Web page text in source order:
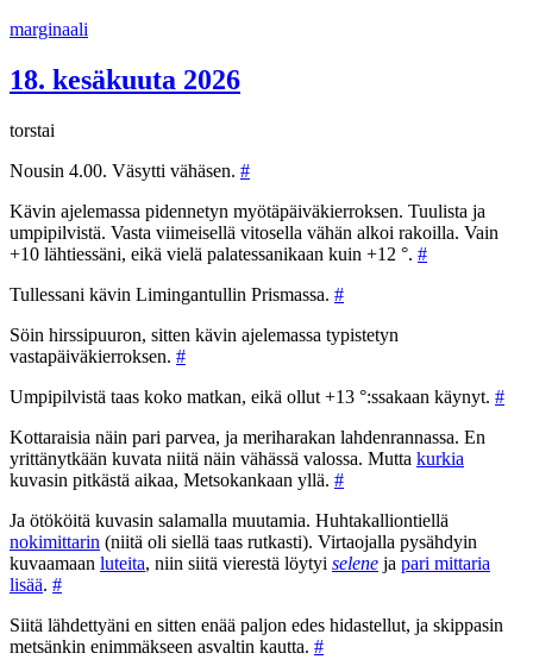
Siirry
marginaali
18. kesäkuuta 2026
torstai
Nousin 4.00. Väsytti vähäsen. #
Kävin ajelemassa pidennetyn myötäpäiväkierroksen. Tuulista ja
umpipilvistä. Vasta viimeisellä vitosella vähän alkoi rakoilla. Vain
+10 lähtiessäni, eikä vielä palatessanikaan kuin +12 °. #
Tullessani kävin Limingantullin Prismassa. #
Söin hirssipuuron, sitten kävin ajelemassa typistetyn
vastapäiväkierroksen. #
Umpipilvistä taas koko matkan, eikä ollut +13 °:ssakaan käynyt. #
Kottaraisia näin pari parvea, ja meriharakan lahdenrannassa. En
yrittänytkään kuvata niitä näin vähässä valossa. Mutta kurkia
kuvasin pitkästä aikaa, Metsokankaan yllä. #
Ja ötököitä kuvasin salamalla muutamia. Huhtakalliontiellä
nokimittarin (niitä oli siellä taas rutkasti). Virtaojalla pysähdyin
kuvaamaan luteita, niin siitä vierestä löytyi selene ja pari mittaria
lisää. #
Siitä lähdettyäni en sitten enää paljon edes hidastellut, ja skippasin
metsänkin enimmäkseen asvaltin kautta. #